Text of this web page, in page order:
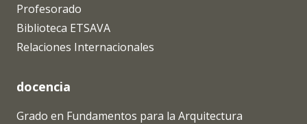
Profesorado
Biblioteca ETSAVA
Relaciones Internacionales
docencia
Grado en Fundamentos para la Arquitectura